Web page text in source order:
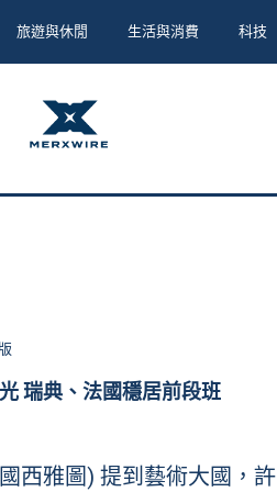
旅遊與休閒 生活與消費 科技
瑞典、法國穩居前段班
西雅圖) 提到藝術大國，許